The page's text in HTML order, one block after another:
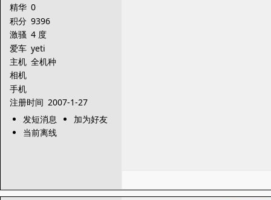
精华 0
积分 9396
激骚 4 度
爱车 yeti
主机 全机种
相机
手机
注册时间 2007-1-27
发短消息
加为好友
当前离线